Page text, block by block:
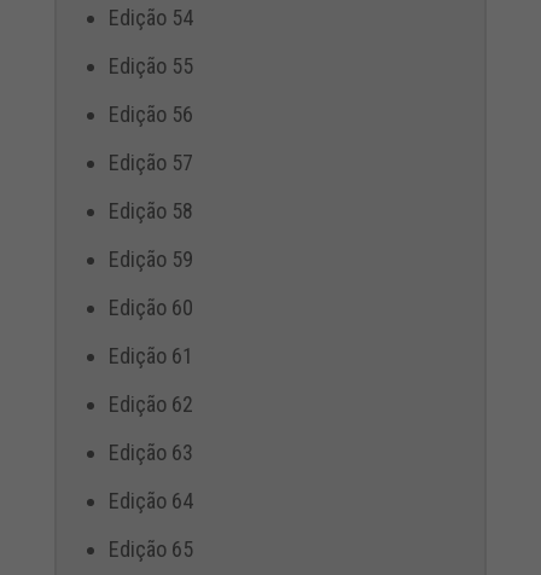
Edição 54
Edição 55
Edição 56
Edição 57
Edição 58
Edição 59
Edição 60
Edição 61
Edição 62
Edição 63
Edição 64
Edição 65